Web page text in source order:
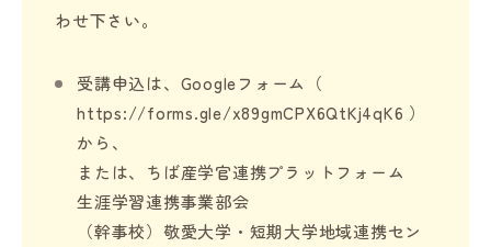
わせ下さい。
受講申込は、Googleフォーム（
https://forms.gle/x89gmCPX6QtKj4qK6 ）
から、
または、ちば産学官連携プラットフォーム
生涯学習連携事業部会
（幹事校）敬愛大学・短期大学地域連携セン